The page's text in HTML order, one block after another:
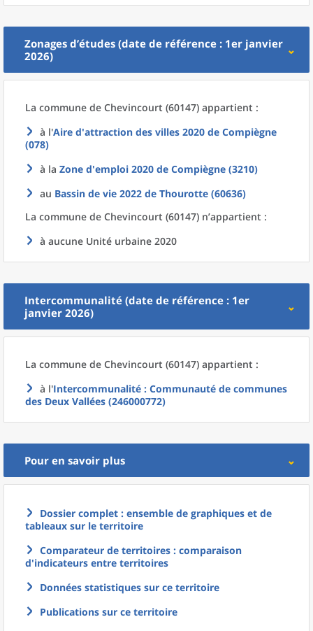
Zonages d’études (date de référence : 1er janvier
2026)
La commune de Chevincourt (60147) appartient :
à l'Aire d'attraction des villes 2020 de Compiègne
(078)
à la Zone d'emploi 2020 de Compiègne (3210)
au Bassin de vie 2022 de Thourotte (60636)
La commune de Chevincourt (60147) n’appartient :
à aucune Unité urbaine 2020
Intercommunalité (date de référence : 1er
janvier 2026)
La commune de Chevincourt (60147) appartient :
à l'Intercommunalité : Communauté de communes
des Deux Vallées (246000772)
Pour en savoir plus
Dossier complet : ensemble de graphiques et de
tableaux sur le territoire
Comparateur de territoires : comparaison
d'indicateurs entre territoires
Données statistiques sur ce territoire
Publications sur ce territoire